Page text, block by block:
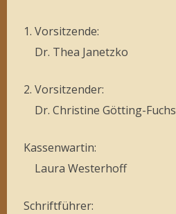
1. Vorsitzende:
Dr. Thea Janetzko
2. Vorsitzender:
Dr. Christine Götting-Fuchs
Kassenwartin:
Laura Westerhoff
Schriftführer: